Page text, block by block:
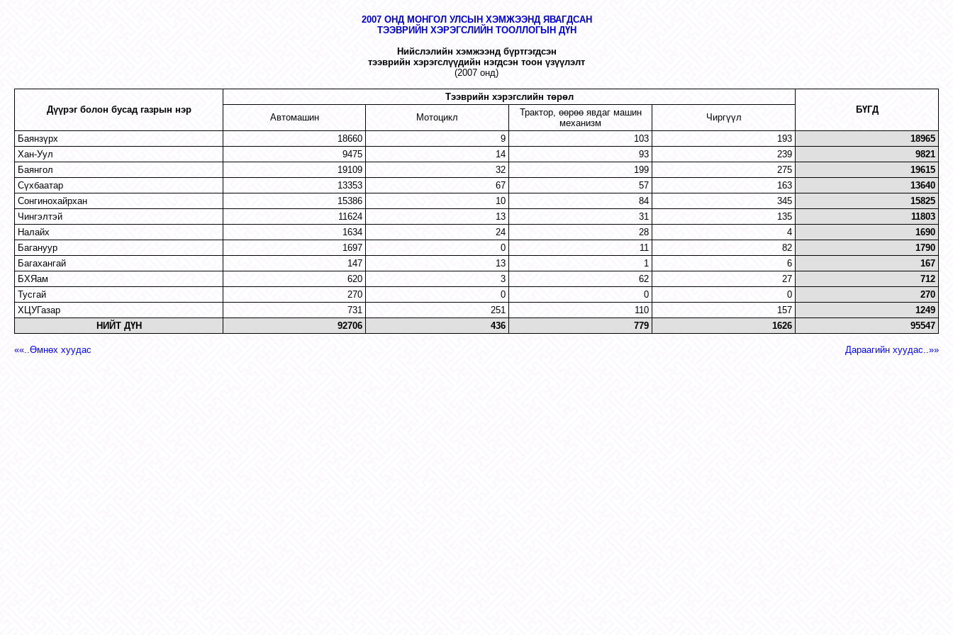
2007 ОНД МОНГОЛ УЛСЫН ХЭМЖЭЭНД ЯВАГДСАН
ТЭЭВРИЙН ХЭРЭГСЛИЙН ТООЛЛОГЫН ДҮН
Нийслэлийн хэмжээнд бүртгэгдсэн
тээврийн хэрэгслүүдийн нэгдсэн тоон үзүүлэлт
(2007 онд)
Дүүрэг болон бусад газрын нэр
Тээврийн хэрэгслийн төрөл
БҮГД
Автомашин Мотоцикл
Трактор, өөрөө явдаг машин
механизм
Чиргүүл
Баянзүрх
18660 9 103 193
18965
Хан-Уул
9475 14 93 239
9821
Баянгол
19109 32 199 275
19615
Сүхбаатар
13353 67 57 163
13640
Сонгинохайрхан
15386 10 84 345
15825
Чингэлтэй
11624 13 31 135
11803
Налайх
1634 24 28 4
1690
Багануур
1697 0 11 82
1790
Багахангай
147 13 1 6
167
БХЯам
620 3 62 27
712
Тусгай
270 0 0 0
270
ХЦУГазар
731 251 110 157
1249
НИЙТ ДҮН
92706 436 779 1626 95547
««..Өмнөх хуудас Дараагийн хуудас..»»